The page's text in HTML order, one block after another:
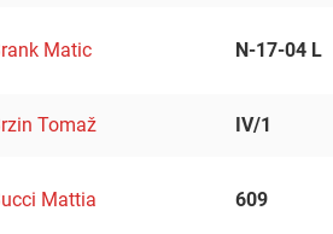
Matic N-17-04 L
Tomaž IV/1
Mattia 609